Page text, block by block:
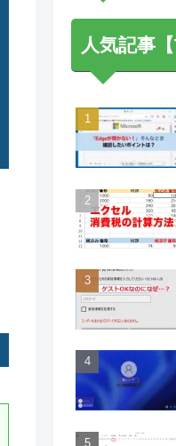
人気記事【